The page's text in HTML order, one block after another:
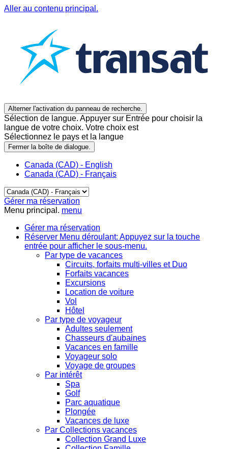
Aller au contenu principal.
Alterner l'activation du panneau de recherche.
Sélection de langue. Appuyer sur Entrée pour choisir la
langue de votre choix. Votre choix est
Sélectionnez le pays et la langue
Fermer la boîte de dialogue.
Canada (CAD) - English
Canada (CAD) - Français
Gérer ma réservation
Menu principal. menu
Gérer ma réservation
Réserver Menu déroulant: Appuyez sur la touche
entrée pour afficher le sous-menu.
Par type de vacances
Circuits, forfaits multi-villes et Duo
Forfaits vacances
Excursions
Location de voiture
Vol
Hôtel
Par type de voyageur
Adultes seulement
Chasseurs d'aubaines
Vacances en famille
Voyageur solo
Voyage de groupes
Par intérêt
Spa
Golf
Parc aquatique
Plongée
Vacances de luxe
Par Collections vacances
Collection Grand Luxe